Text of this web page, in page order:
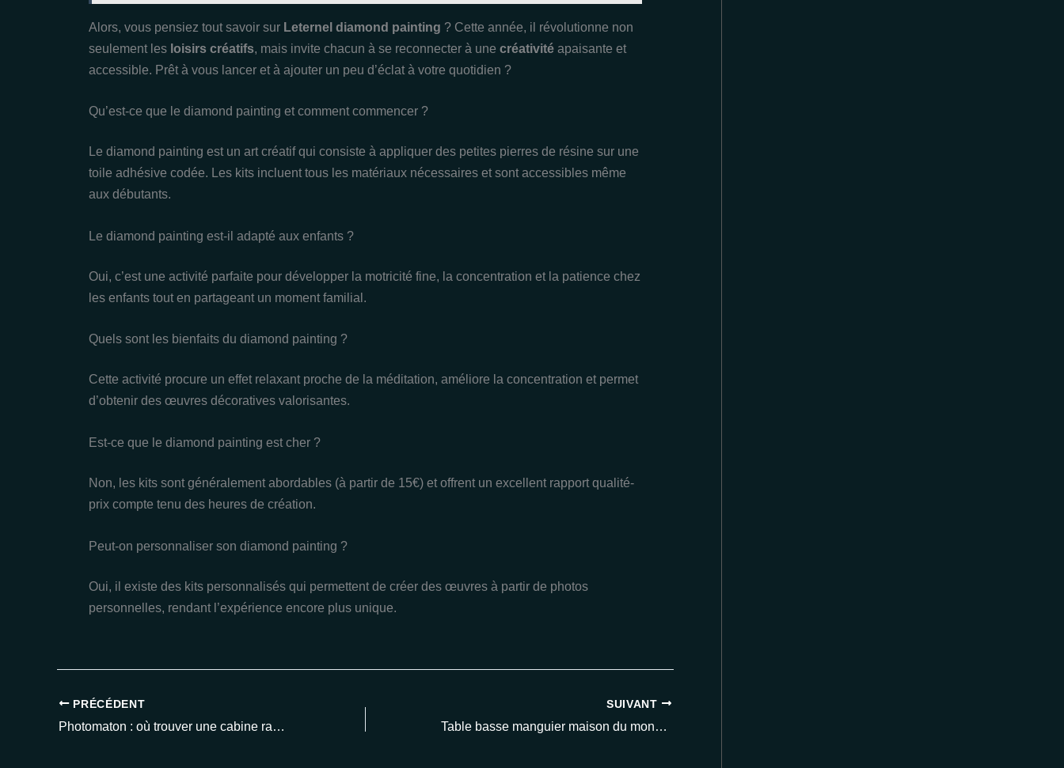
Alors, vous pensiez tout savoir sur Leternel diamond painting ? Cette année, il révolutionne non
seulement les loisirs créatifs, mais invite chacun à se reconnecter à une créativité apaisante et
accessible. Prêt à vous lancer et à ajouter un peu d’éclat à votre quotidien ?
Qu’est-ce que le diamond painting et comment commencer ?
Le diamond painting est un art créatif qui consiste à appliquer des petites pierres de résine sur une
toile adhésive codée. Les kits incluent tous les matériaux nécessaires et sont accessibles même
aux débutants.
Le diamond painting est-il adapté aux enfants ?
Oui, c’est une activité parfaite pour développer la motricité fine, la concentration et la patience chez
les enfants tout en partageant un moment familial.
Quels sont les bienfaits du diamond painting ?
Cette activité procure un effet relaxant proche de la méditation, améliore la concentration et permet
d’obtenir des œuvres décoratives valorisantes.
Est-ce que le diamond painting est cher ?
Non, les kits sont généralement abordables (à partir de 15€) et offrent un excellent rapport qualité-
prix compte tenu des heures de création.
Peut-on personnaliser son diamond painting ?
Oui, il existe des kits personnalisés qui permettent de créer des œuvres à partir de photos
personnelles, rendant l’expérience encore plus unique.
PRÉCÉDENT
Photomaton : où trouver une cabine rapidement près de chez vous en 2025 ?
SUIVANT
Table basse manguier maison du monde : pourquoi ce meuble élégant séduit tous les amateurs de déco en 2025